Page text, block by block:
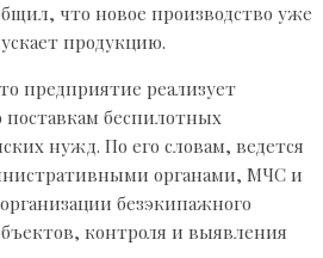
что новое производство уже
продукцию.
предприятие реализует
поставкам беспилотных
нужд. По его словам, ведется
органами, МЧС и
безэкипажного
контроля и выявления